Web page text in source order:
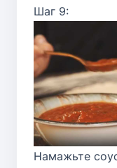
Шаг 9:
Намажьте